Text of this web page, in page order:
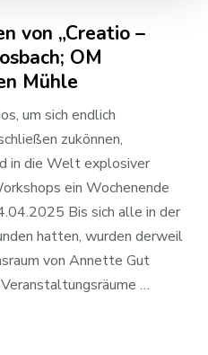
von „Creatio –
OM
Mühle
um sich endlich
zukönnen,
in die Welt explosiver
ein Wochenende
Bis sich alle in der
hatten, wurden derweil
von Annette Gut
…